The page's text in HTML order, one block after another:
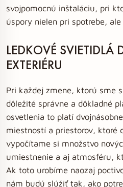
svojpomocnú inštaláciu, pri
úspory nielen pri spotrebe,
LEDKOVÉ SVIETIDLÁ
EXTERIÉRU
Pri každej zmene, ktorú sme
dôležité správne a dôkladné
osvetlenia to platí
miestností a priestorov, ktoré
vypočítame si množstvo
umiestnenie a aj atmosféru,
Ak toto urobíme naozaj
nám budú slúžiť tak, ako